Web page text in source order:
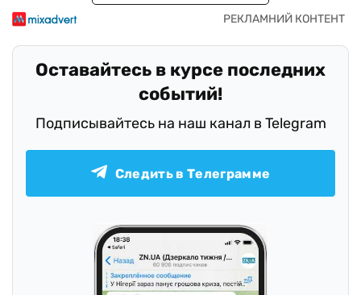
Оставайтесь в курсе последних
событий!
Подписывайтесь на наш канал в Telegram
Следить в Телеграмме